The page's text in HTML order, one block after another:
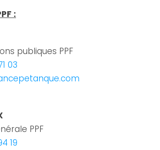
:
publiques PPF
03
PPF
19